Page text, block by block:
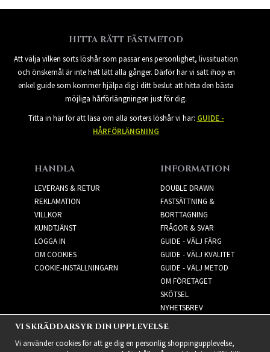
HITTA RÄTT FÄSTMETOD
Att välja vilken sorts löshår som passar ens personlighet, livssituation
och önskemål är inte helt lätt alla gånger. Därför har vi satt ihop en
enkel guide som kommer hjälpa dig i ditt beslut att hitta den bästa
möjliga hårförlängningen just för dig.
Titta in här för att läsa om alla sorters löshår vi har: GUIDE -
HÅRFÖRLÄNGNING
HANDLA
LEVERANS & RETUR
REKLAMATION
VILLKOR
KUNDTJÄNST
LOGGA IN
OM COOKIES
COOKIE-INSTÄLLNINGARN
INFORMATION
DOUBLE DRAWN
FASTSÄTTNING &
BORTTAGNING
FRÅGOR & SVAR
GUIDE - VÄLJ FÄRG
GUIDE - VÄLJ KVALITET
GUIDE - VÄLJ METOD
OM FÖRETAGET
SKÖTSEL
NYHETSBREV
NYHETSBREV
VI SKRÄDDARSYR DIN UPPLEVELSE
Vi använder cookies för att ge dig en personlig shoppingupplevelse,